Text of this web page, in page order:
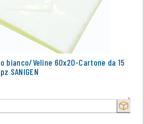
SECCO
bianco/Veline 60x20-Cartone da 15
SANIGEN